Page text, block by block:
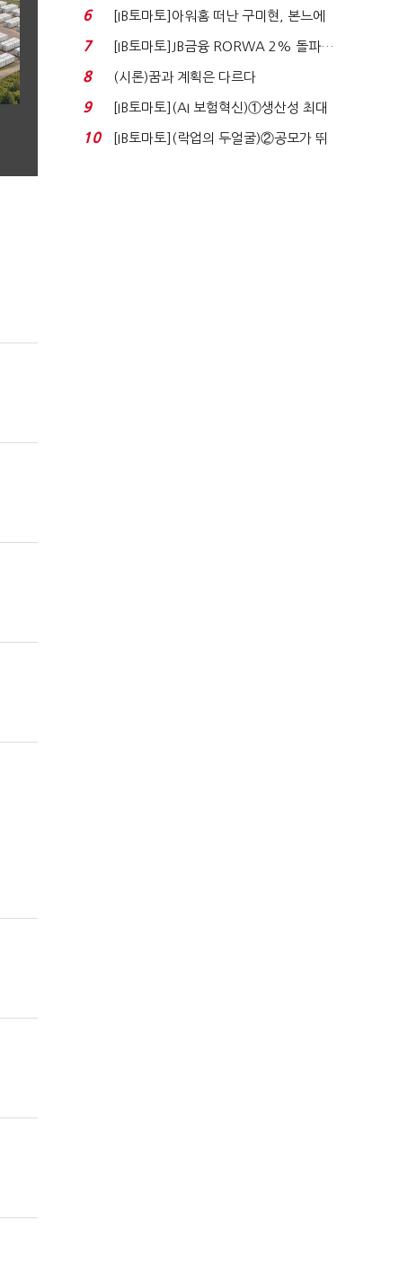
누적 피해자 4만2...
6
[IB토마토]아워홈 떠난 구미현, 본느에
340억 베팅…가...
7
[IB토마토]JB금융 RORWA 2% 돌파…
실적 견인은 은행 ...
8 (시론)꿈과 계획은 다르다
9
[IB토마토](AI 보험혁신)①생산성 최대
80% 개선…현실...
10
[IB토마토](락업의 두얼굴)②공모가 뛰